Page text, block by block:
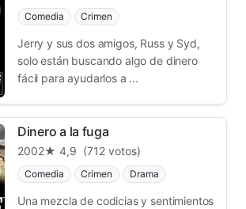
Comedia Crimen
Jerry y sus dos amigos, Russ y Syd,
solo están buscando algo de dinero
fácil para ayudarlos a ...
Dinero a la fuga
2002★ 4,9 (712 votos)
Comedia Crimen Drama
Una mezcla de codicias y sentimientos